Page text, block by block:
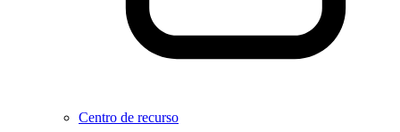
Centro de recurso